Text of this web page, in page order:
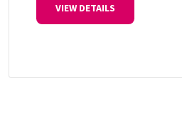
VIEW DETAILS